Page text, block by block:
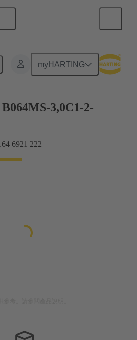
myHARTING
板連接
3,0C1-2-
6921 222